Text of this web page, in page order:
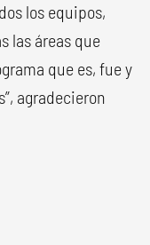
los equipos,
las áreas que
que es, fue y
agradecieron